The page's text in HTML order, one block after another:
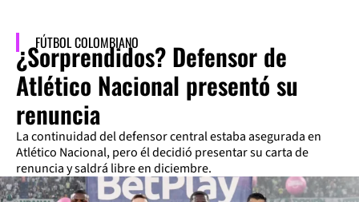
FÚTBOL COLOMBIANO
¿Sorprendidos? Defensor de
Atlético Nacional presentó su
renuncia
La continuidad del defensor central estaba asegurada en
Atlético Nacional, pero él decidió presentar su carta de
renuncia y saldrá libre en diciembre.